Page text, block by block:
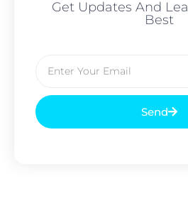
Get Updates And
Best
Send